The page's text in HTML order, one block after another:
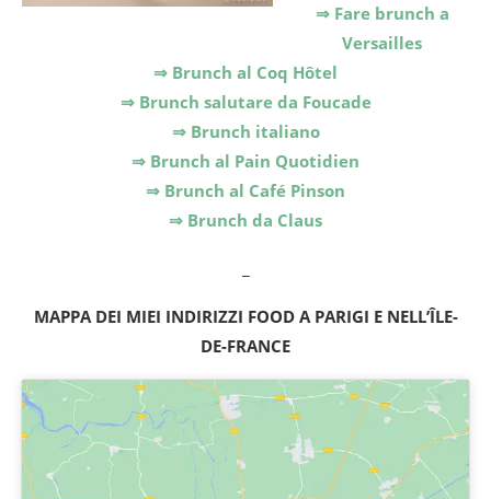
⇒ Fare brunch a
Versailles
⇒ Brunch al Coq Hôtel
⇒ Brunch salutare da Foucade
⇒ Brunch italiano
⇒ Brunch al Pain Quotidien
⇒ Brunch al Café Pinson
⇒ Brunch da Claus
MAPPA DEI MIEI INDIRIZZI FOOD A PARIGI E NELL’ÎLE-
DE-FRANCE